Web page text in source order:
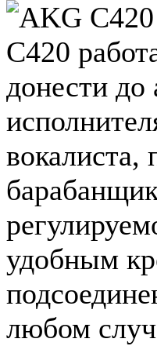
С420
донести до
удобным
любом